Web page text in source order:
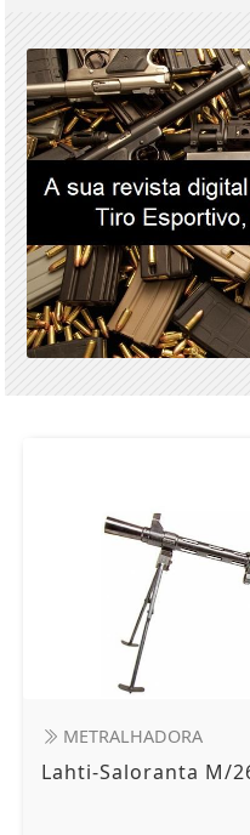
METRALHADORA
Lahti-Saloranta M/